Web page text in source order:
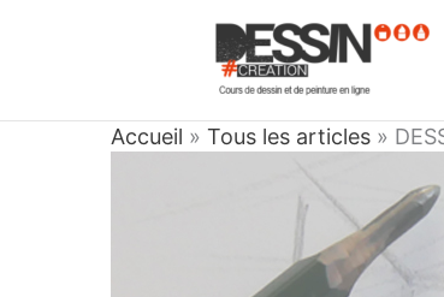
Accueil » Tous les articles »